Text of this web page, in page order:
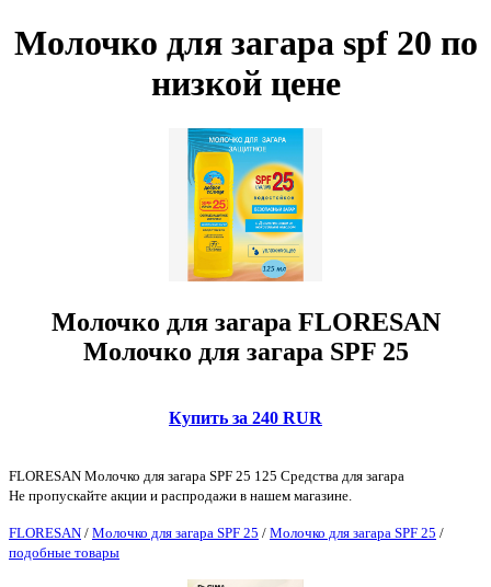
Молочко для загара spf 20 по
низкой цене
Молочко для загара FLORESAN
Молочко для загара SPF 25
Купить за 240 RUR
FLORESAN Молочко для загара SPF 25 125 Средства для загара
Не пропускайте акции и распродажи в нашем магазине.
FLORESAN / Молочко для загара SPF 25 / Молочко для загара SPF 25 /
подобные товары